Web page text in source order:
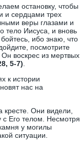
остановку, чтобы
и сердцами трех
веры глазами и
тело Иисуса, и вновь
ибо знаю, что
посмотрите
воскрес из мертвых
5-7)
к истории
нас на
Они видели,
с Его телом. Несмотря
у могилы
ситуации.